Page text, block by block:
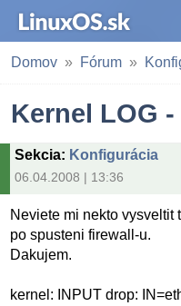
Domov Fórum
Kernel LOG
Sekcia: Konfigurácia
06.04.2008 | 13:36
Neviete mi nekto vysveltit
po spusteni firewall-u.
Dakujem.
kernel: INPUT drop: